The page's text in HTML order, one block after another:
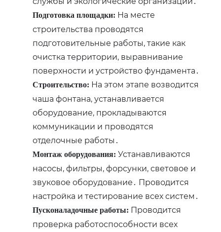
Подготовка площадки: На месте
строительства проводятся
подготовительные работы‚ такие как
очистка территории‚ выравнивание
поверхности и устройство фундамента․
Строительство: На этом этапе возводится
чаша фонтана‚ устанавливается
оборудование‚ прокладываются
коммуникации и проводятся
отделочные работы․
Монтаж оборудования: Устанавливаются
насосы‚ фильтры‚ форсунки‚ световое и
звуковое оборудование․ Проводится
настройка и тестирование всех систем․
Пусконаладочные работы: Проводится
проверка работоспособности всех